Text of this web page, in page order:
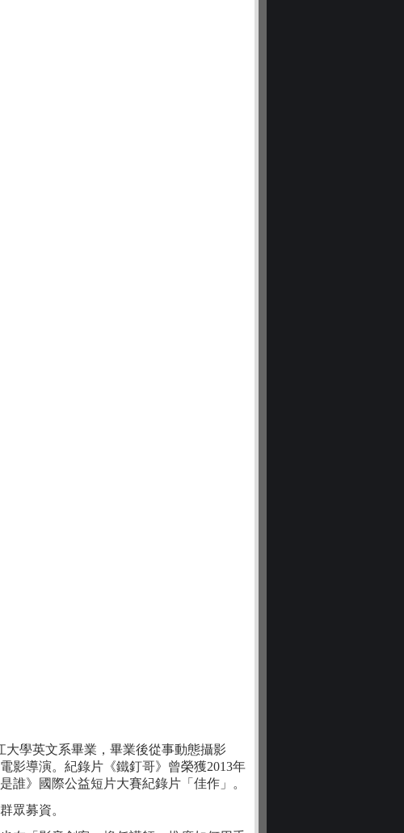
大學英文系畢業，畢業後從事動態攝影
影導演。紀錄片《鐵釘哥》曾榮獲2013年
誰》國際公益短片大賽紀錄片「佳作」。
眾募資。